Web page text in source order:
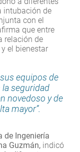
intubación de
con el
que entre
relación de
el bienestar
equipos de
seguridad
novedoso y de
mayor”.
de Ingeniería
Guzmán, indicó